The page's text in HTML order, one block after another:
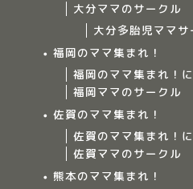
大分ママのサークル
大分多胎児ママサ
福岡のママ集まれ！
福岡のママ集まれ！
福岡ママのサークル
佐賀のママ集まれ！
佐賀のママ集まれ！
佐賀ママのサークル
熊本のママ集まれ！